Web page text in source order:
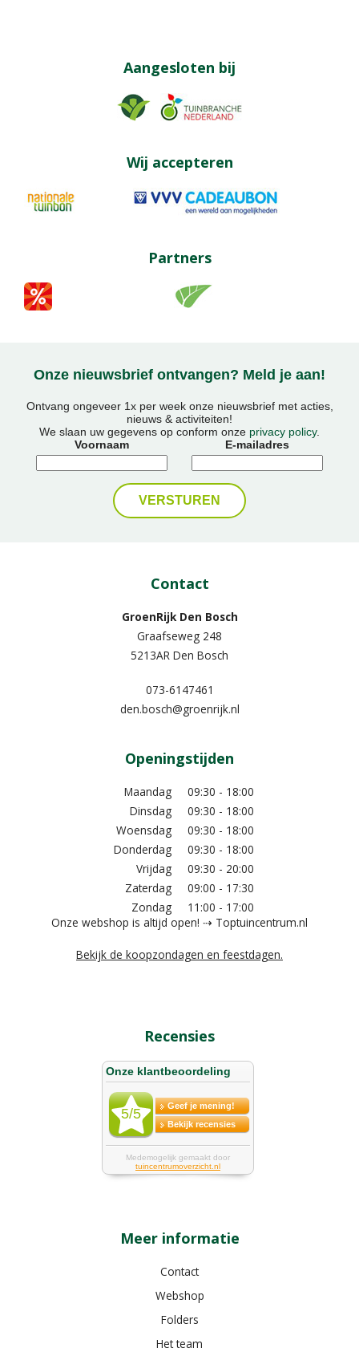
Aangesloten bij
Wij accepteren
Partners
Onze nieuwsbrief ontvangen? Meld je aan!
Ontvang ongeveer 1x per week onze nieuwsbrief met acties,
nieuws & activiteiten!
We slaan uw gegevens op conform onze privacy policy.
Voornaam
E-mailadres
Contact
GroenRijk Den Bosch
Graafseweg 248
5213AR Den Bosch
073-6147461
den.bosch@groenrijk.nl
Openingstijden
Maandag
09:30 - 18:00
Dinsdag
09:30 - 18:00
Woensdag
09:30 - 18:00
Donderdag
09:30 - 18:00
Vrijdag
09:30 - 20:00
Zaterdag
09:00 - 17:30
Zondag
11:00 - 17:00
Onze webshop is altijd open! ⇢ Toptuincentrum.nl
Bekijk de koopzondagen en feestdagen.
Recensies
Meer informatie
Contact
Webshop
Folders
Het team